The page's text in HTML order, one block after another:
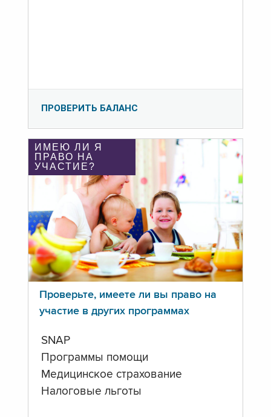
ПРОВЕРИТЬ БАЛАНС
ИМЕЮ ЛИ Я
ПРАВО НА
УЧАСТИЕ?
Проверьте, имеете ли вы право на
участие в других программах
SNAP
Программы помощи
Медицинское страхование
Налоговые льготы